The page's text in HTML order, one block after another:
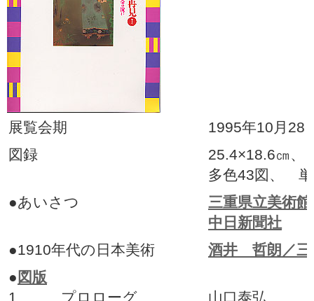
展覧会期
1995年10月28
図録
25.4×18.6㎝
多色43図、 単
●あいさつ
三重県立美術館
中日新聞社
●1910年代の日本美術
酒井 哲朗／三
● 図版
1 プロローグ
山口泰弘